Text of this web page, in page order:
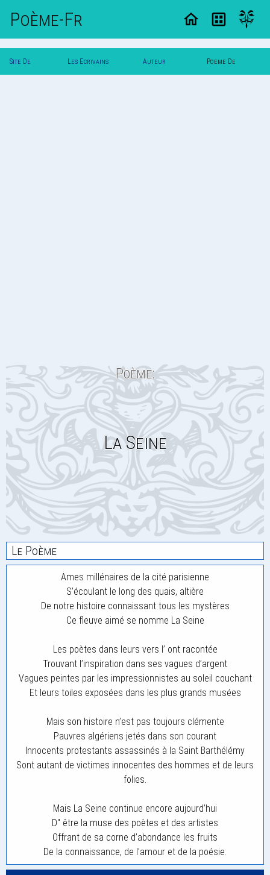
Poème-Fr
Site De Les Ecrivains Auteur Poeme De
Poème:
La Seine
Le Poème
Ames millénaires de la cité parisienne
S’écoulant le long des quais, altière
De notre histoire connaissant tous les mystères
Ce fleuve aimé se nomme La Seine
Les poètes dans leurs vers l’ ont racontée
Trouvant l’inspiration dans ses vagues d’argent
Vagues peintes par les impressionnistes au soleil couchant
Et leurs toiles exposées dans les plus grands musées
Mais son histoire n’est pas toujours clémente
Pauvres algériens jetés dans son courant
Innocents protestants assassinés à la Saint Barthélémy
Sont autant de victimes innocentes des hommes et de leurs
folies.
Mais La Seine continue encore aujourd’hui
D" être la muse des poètes et des artistes
Offrant de sa corne d’abondance les fruits
De la connaissance, de l’amour et de la poésie.